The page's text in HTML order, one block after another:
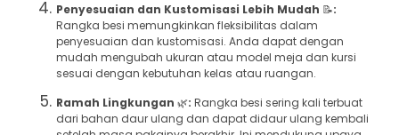
Penyesuaian dan Kustomisasi Lebih Mudah 📝:
Rangka besi memungkinkan fleksibilitas dalam
penyesuaian dan kustomisasi. Anda dapat dengan
mudah mengubah ukuran atau model meja dan kursi
sesuai dengan kebutuhan kelas atau ruangan.
Ramah Lingkungan 🌿: Rangka besi sering kali terbuat
dari bahan daur ulang dan dapat didaur ulang kembali